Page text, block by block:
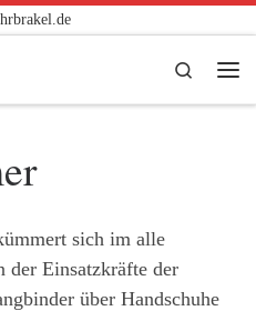
Search
sich im alle
der Einsatzkräfte der
über Handschuhe